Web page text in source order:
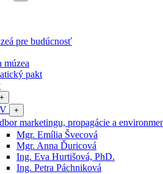
pre budúcnosť
múzea
pakt
+
+
marketingu, propagácie a
Mgr. Emília Švecová
Mgr. Anna Ďuricová
Ing. Eva Hurtišová, PhD.
Ing. Petra Páchniková